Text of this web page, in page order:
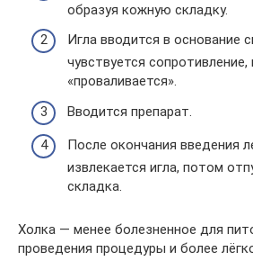
образуя кожную складку.
Игла вводится в основание
чувствуется
«проваливается».
Вводится препарат.
После окончания введения
извлекается игла, потом
складка.
Холка — менее болезненное для
проведения процедуры и более